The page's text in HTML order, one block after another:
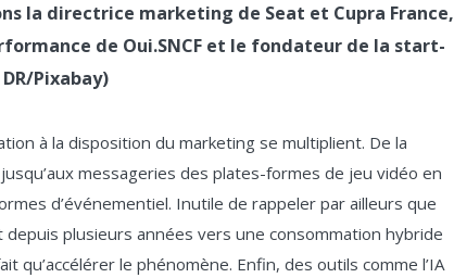
la directrice marketing de Seat et Cupra France,
de Oui.SNCF et le fondateur de la start-
Pixabay)
à la disposition du marketing se multiplient. De la
messageries des plates-formes de jeu vidéo en
d’événementiel. Inutile de rappeler par ailleurs que
plusieurs années vers une consommation hybride
qu’accélérer le phénomène. Enfin, des outils comme l’IA